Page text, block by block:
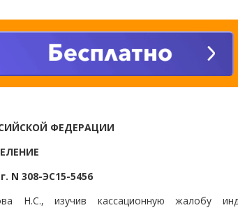
ФЕДЕРАЦИИ
N 308-ЭС15-5456
Н.С., изучив кассационную жалобу